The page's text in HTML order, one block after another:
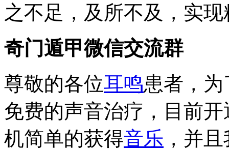
之不足，及所不及，实
奇门遁甲微信交流群
尊敬的各位耳鸣患者，
免费的声音治疗，目前
机简单的获得音乐 ，并